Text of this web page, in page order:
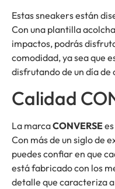
Estas sneakers están
Con una plantilla
impactos, podrás
comodidad, ya sea que
disfrutando de un día de
Calidad
La marcaCONVERSE
Con más de un siglo de
puedes confiar en que
está fabricado con los
detalle que caracteriza